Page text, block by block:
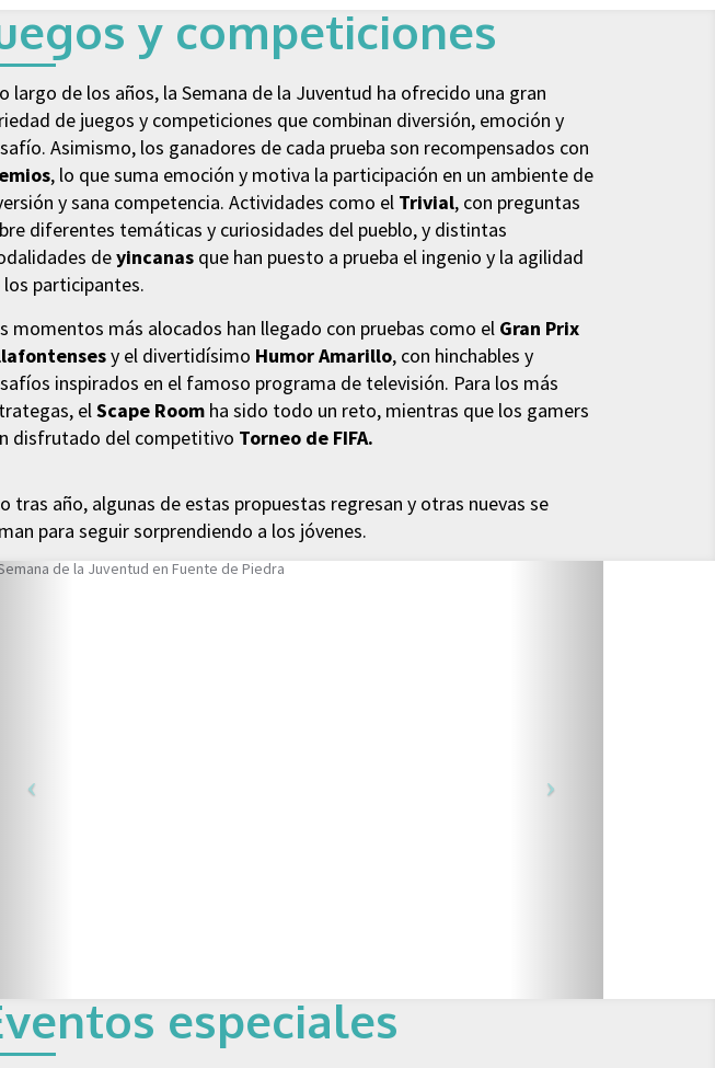
y competiciones
largo de los años, la Semana de la Juventud ha ofrecido una gran
de juegos y competiciones que combinan diversión, emoción y
Asimismo, los ganadores de cada prueba son recompensados con
, lo que suma emoción y motiva la participación en un ambiente de
y sana competencia. Actividades como el Trivial, con preguntas
diferentes temáticas y curiosidades del pueblo, y distintas
deyincanas que han puesto a prueba el ingenio y la agilidad
los participantes.
momentos más alocados han llegado con pruebas como el Gran Prix
y el divertidísimo Humor Amarillo, con hinchables y
inspirados en el famoso programa de televisión. Para los más
elScape Room ha sido todo un reto, mientras que los gamers
disfrutado del competitivo Torneo de FIFA.
tras año, algunas de estas propuestas regresan y otras nuevas se
para seguir sorprendiendo a los jóvenes.
especiales